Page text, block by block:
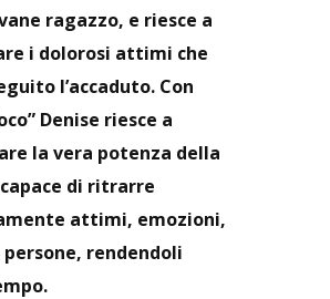
ragazzo, e riesce a
i dolorosi attimi che
l’accaduto. Con
Denise riesce a
la vera potenza della
di ritrarre
attimi, emozioni,
rendendoli